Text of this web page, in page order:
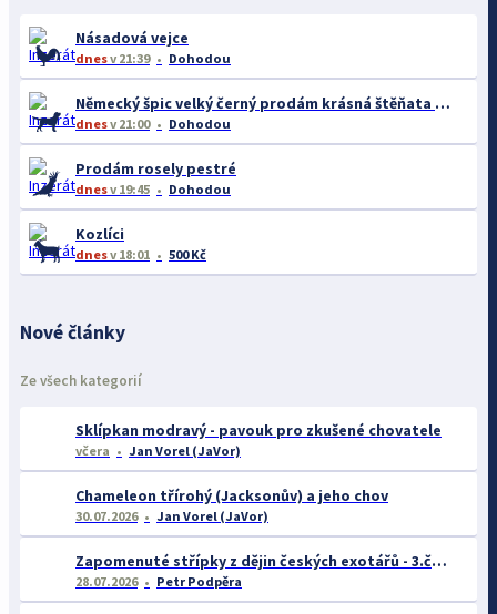
Násadová vejce
dnesv 21:39 Dohodou
Německý špic velký černý prodám krásná štěňata s PP - rarita
dnesv 21:00 Dohodou
Prodám rosely pestré
dnesv 19:45 Dohodou
Kozlíci
dnesv 18:01 500 Kč
Nové články
Ze všech kategorií
Sklípkan modravý - pavouk pro zkušené chovatele
včera Jan Vorel (JaVor)
Chameleon třírohý (Jacksonův) a jeho chov
30.07.2026 Jan Vorel (JaVor)
Zapomenuté střípky z dějin českých exotářů - 3.část
28.07.2026 Petr Podpěra